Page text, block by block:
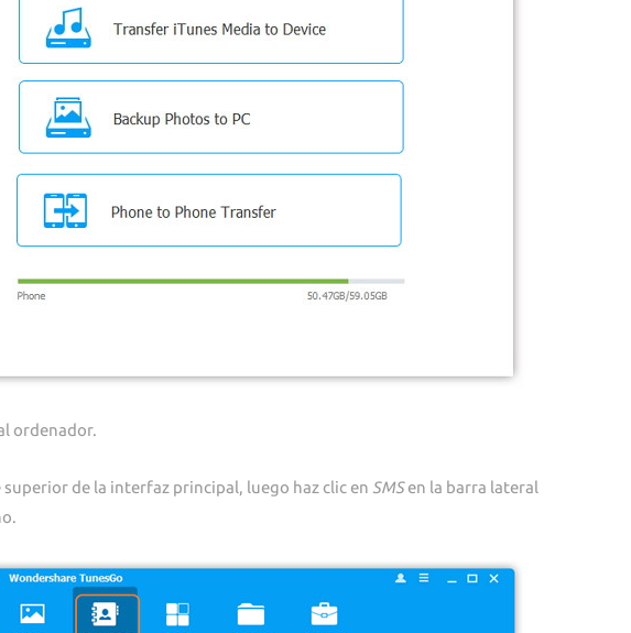
ordenador.
de la interfaz principal, luego haz clic en SMSen la barra lateral